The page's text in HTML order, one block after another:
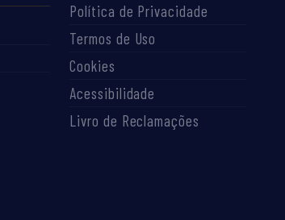
Política de Privacidade
Termos de Uso
Cookies
Acessibilidade
Livro de Reclamações